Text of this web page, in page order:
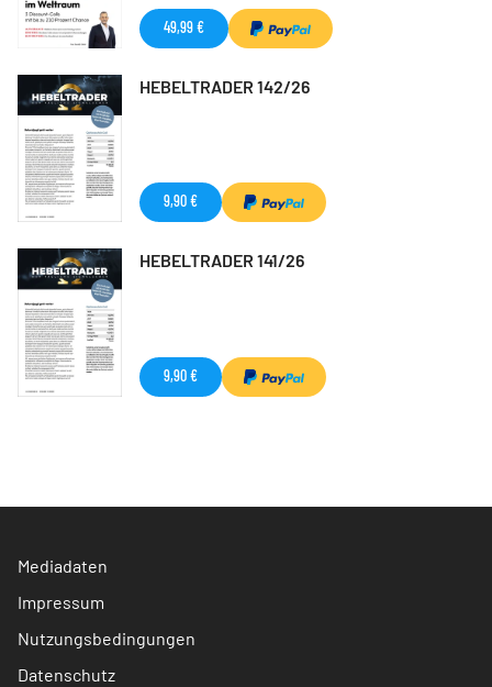
49,99 €
HEBELTRADER 142/26
9,90 €
HEBELTRADER 141/26
9,90 €
Mediadaten
Impressum
Nutzungsbedingungen
Datenschutz